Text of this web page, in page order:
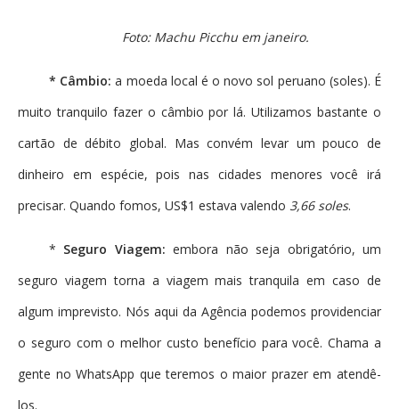
Foto: Machu Picchu em janeiro.
* Câmbio: a moeda local é o novo sol peruano (soles). É
muito tranquilo fazer o câmbio por lá. Utilizamos bastante o
cartão de débito global. Mas convém levar um pouco de
dinheiro em espécie, pois nas cidades menores você irá
precisar. Quando fomos, US$1 estava valendo 3,66 soles.
* Seguro Viagem: embora não seja obrigatório, um
seguro viagem torna a viagem mais tranquila em caso de
algum imprevisto. Nós aqui da Agência podemos providenciar
o seguro com o melhor custo benefício para você. Chama a
gente no WhatsApp que teremos o maior prazer em atendê-
los.